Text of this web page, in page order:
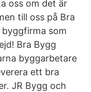
oss om det är
till oss på Bra
som
Bra Bygg
byggarbetare
ett bra
JR Bygg och